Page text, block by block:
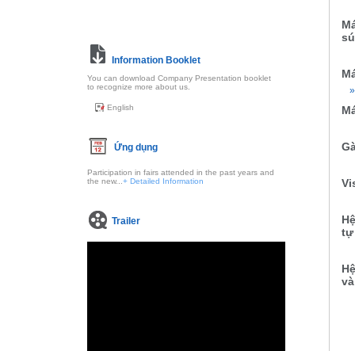
Information Booklet
You can download Company Presentation booklet
to recognize more about us.
English
Ứng dụng
Participation in fairs attended in the past years and
the new... + Detailed Information
Trailer
tự